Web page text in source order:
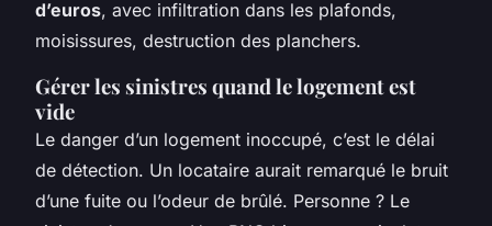
d’euros, avec infiltration dans les plafonds,
moisissures, destruction des planchers.
Gérer les sinistres quand le logement est
vide
Le danger d’un logement inoccupé, c’est le délai
de détection. Un locataire aurait remarqué le bruit
d’une fuite ou l’odeur de brûlé. Personne ? Le